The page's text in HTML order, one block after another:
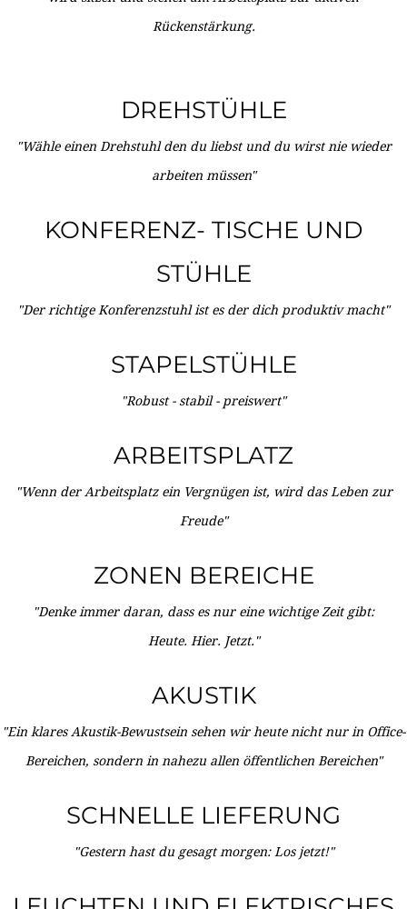
Rückenstärkung.
DREHSTÜHLE
"Wähle einen Drehstuhl den du liebst und du wirst nie wieder
arbeiten müssen"
KONFERENZ- TISCHE UND
STÜHLE
"Der richtige Konferenzstuhl ist es der dich produktiv macht"
STAPELSTÜHLE
"Robust - stabil - preiswert"
ARBEITSPLATZ
"Wenn der Arbeitsplatz ein Vergnügen ist, wird das Leben zur
Freude"
ZONEN BEREICHE
"Denke immer daran, dass es nur eine wichtige Zeit gibt:
Heute. Hier. Jetzt."
AKUSTIK
"Ein klares Akustik-Bewustsein sehen wir heute nicht nur in Office-
Bereichen, sondern in nahezu allen öffentlichen Bereichen"
SCHNELLE LIEFERUNG
"Gestern hast du gesagt morgen: Los jetzt!"